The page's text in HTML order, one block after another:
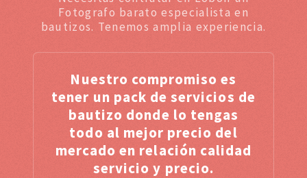
Fotografo barato especialista en
bautizos. Tenemos amplia experiencia.
Nuestro compromiso es
tener un pack de servicios de
bautizo donde lo tengas
todo al mejor precio del
mercado en relación calidad
servicio y precio.